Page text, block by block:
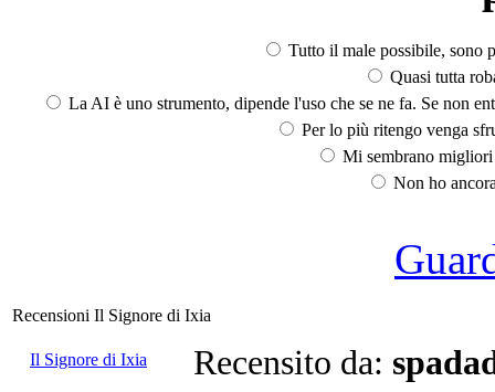
Tutto il male possibile, sono
Quasi tutta
La AI è uno strumento, dipende l'uso che se ne fa. Se non
Per lo più ritengo venga
Mi sembrano
Non ho
Recensioni Il Signore di Ixia
Il Signore di Ixia Recensito da: